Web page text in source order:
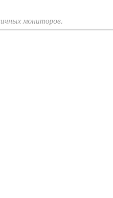
мониторов.